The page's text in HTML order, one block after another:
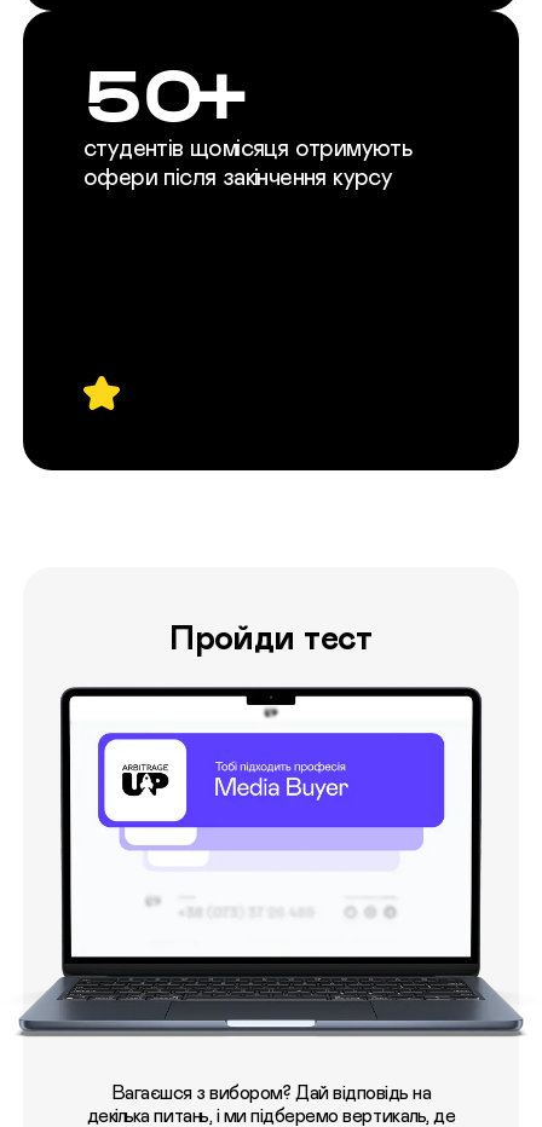
50+
студентів щомісяця отримують
офери після закінчення курсу
Пройди тест
Вагаєшся з вибором? Дай відповідь на
декілька питань, і ми підберемо вертикаль, де